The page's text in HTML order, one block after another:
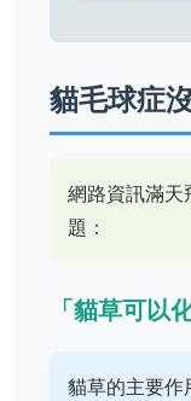
貓毛球症
網路資訊滿天
題：
「貓草可以
貓草的主要作